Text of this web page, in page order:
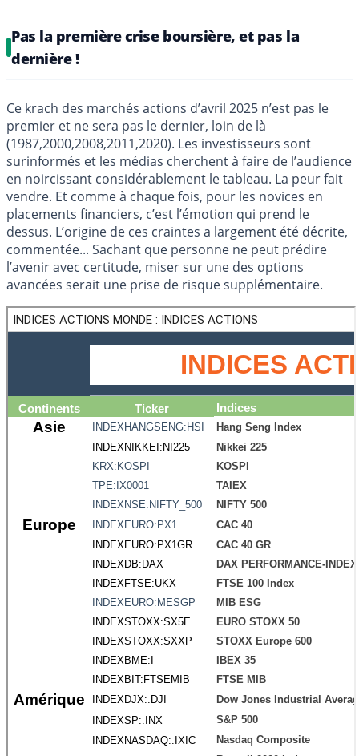
Pas la première crise boursière, et pas la
dernière !
Ce krach des marchés actions d’avril 2025 n’est pas le
premier et ne sera pas le dernier, loin de là
(1987,2000,2008,2011,2020). Les investisseurs sont
surinformés et les médias cherchent à faire de l’audience
en noircissant considérablement le tableau. La peur fait
vendre. Et comme à chaque fois, pour les novices en
placements financiers, c’est l’émotion qui prend le
dessus. L’origine de ces craintes a largement été décrite,
commentée... Sachant que personne ne peut prédire
l’avenir avec certitude, miser sur une des options
avancées serait une prise de risque supplémentaire.